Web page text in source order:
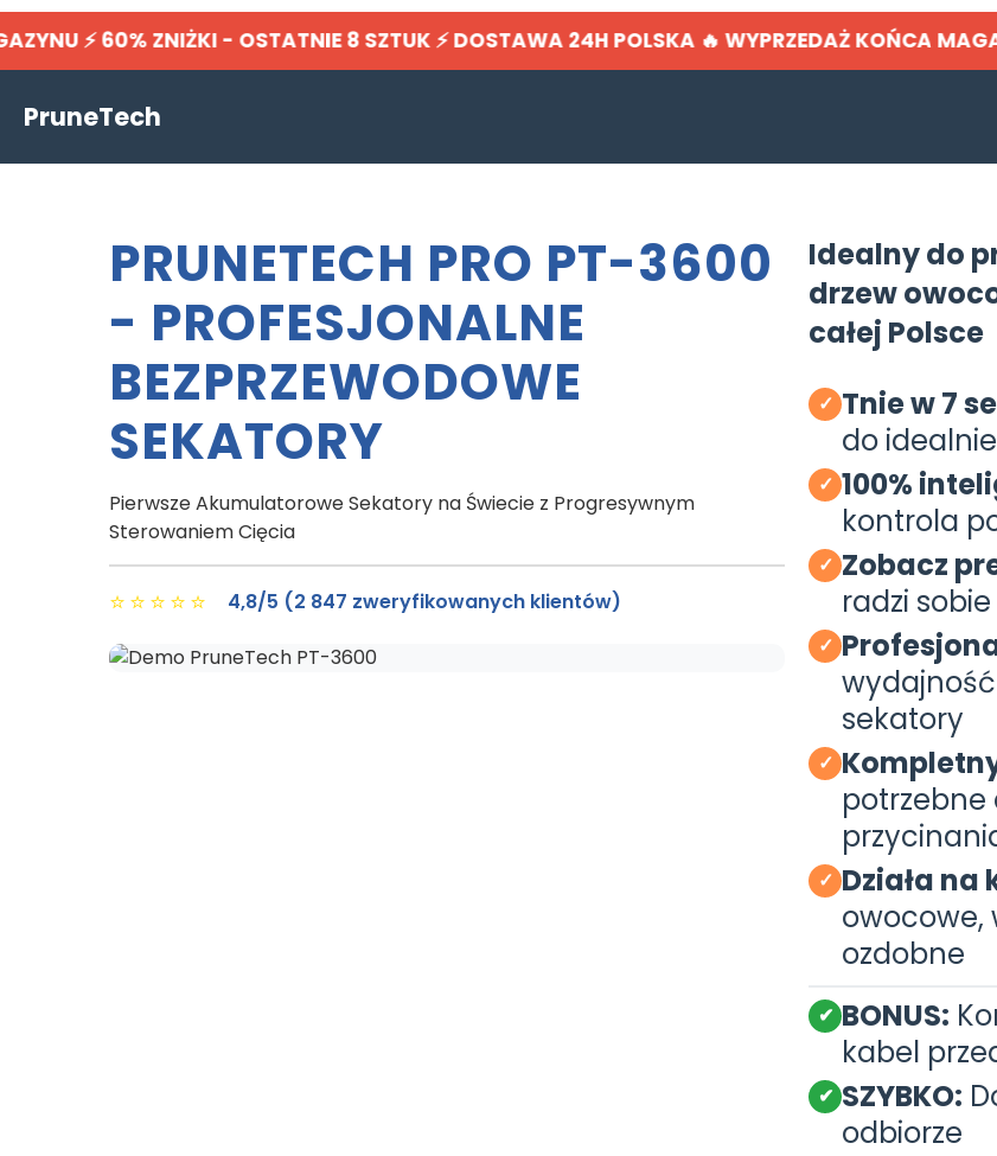
⚡ 60% ZNIŻKI - OSTATNIE 8 SZTUK ⚡ DOSTAWA 24H POLSKA 🔥 WYPRZEDAŻ KOŃCA
PruneTech
PRUNETECH PRO PT-3600
- PROFESJONALNE
BEZPRZEWODOWE
SEKATORY
Pierwsze Akumulatorowe Sekatory na Świecie z Progresywnym
Sterowaniem Cięcia
⭐⭐⭐⭐⭐ 4,8/5 (2 847 zweryfikowanych klientów)
Idealny do
drzew
całej Polsce
✓ Tnie w 7
do
✓ 100%
kontrola
✓ Zobacz
radzi
✓
sekatory
✓
✓ Działa
owocowe,
ozdobne
✔ BONUS:
kabel
✔ SZYBKO:
odbiorze